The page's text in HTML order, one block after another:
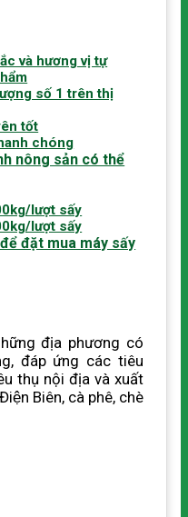
và hương vị tự
số 1 trên thị
tốt
chóng
nông sản có thể
lượt sấy
lượt sấy
đặt mua máy sấy
địa phương có
đáp ứng các tiêu
thụ nội địa và xuất
Biên, cà phê, chè